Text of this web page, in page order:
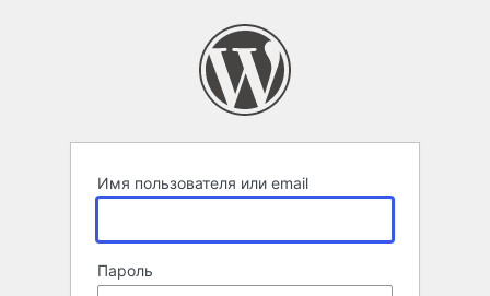
Имя пользователя или email
Пароль